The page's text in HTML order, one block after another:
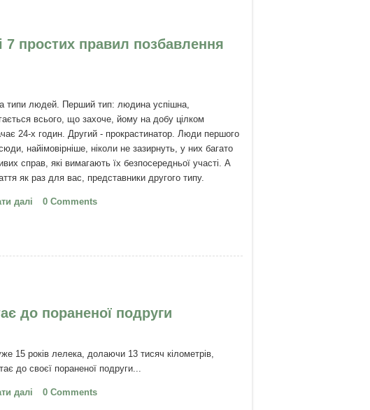
7 простих правил позбавлення
типи людей. Перший тип: людина успішна,
всього, що захоче, йому на добу цілком
24-х годин. Другий - прокрастинатор. Люди першого
найімовірніше, ніколи не зазирнуть, у них багато
справ, які вимагають їх безпосередньої участі. А
як раз для вас, представники другого типу.
далі про Прокрастинація (відкладання) і 7 простих
0 Comments
до пораненої подруги
15 років лелека, долаючи 13 тисяч кілометрів,
до своєї пораненої подруги...
далі про Лелека 15 років поспіль прилітає до
0 Comments